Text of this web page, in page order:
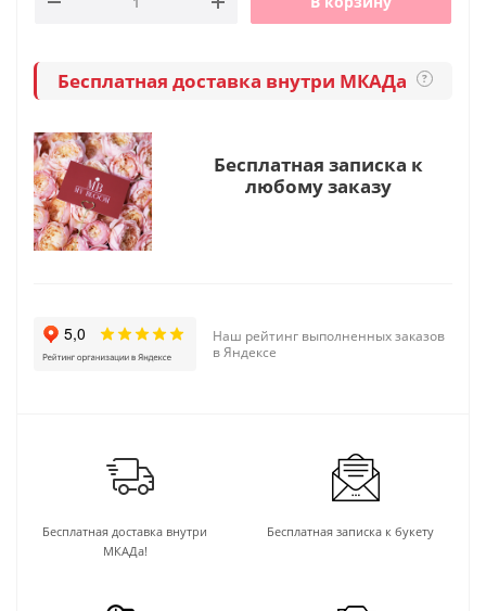
Бесплатная доставка внутри МКАДа ?
Бесплатная записка к
любому заказу
Наш рейтинг выполненных заказов
в Яндексе
Бесплатная доставка внутри
МКАДа!
Бесплатная записка к букету